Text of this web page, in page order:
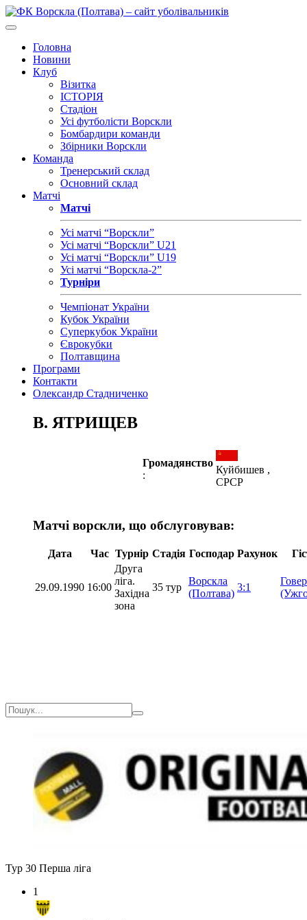
Головна
Новини
Клуб
Візитка
ІСТОРІЯ
Стадіон
Усі футболісти Ворскли
Бомбардири команди
Збірники Ворскли
Команда
Тренерський склад
Основний склад
Матчі
Матчі
Усі матчі “Ворскли”
Усі матчі “Ворскли” U21
Усі матчі “Ворскли” U19
Усі матчі “Ворскла-2”
Турніри
Чемпіонат України
Кубок України
Суперкубок України
Єврокубки
Полтавщина
Програми
Контакти
Олександр Стадниченко
В. ЯТРИЩЕВ
Громадянство
:
Куйбишев ,
СРСР
Матчі ворскли, що обслуговував:
Дата Час Турнір Стадія Господар Рахунок
29.09.1990 16:00
Друга
ліга.
Західна
зона
35 тур
Ворскла
(Полтава)
3:1
Тур 30 Перша ліга
1